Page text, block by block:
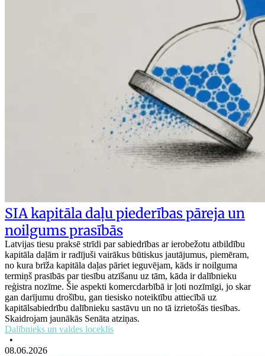
SIA kapitāla daļu piederības pāreja un
noilgums prasībās
Latvijas tiesu praksē strīdi par sabiedrības ar ierobežotu atbildību
kapitāla daļām ir radījuši vairākus būtiskus jautājumus, piemēram,
no kura brīža kapitāla daļas pāriet ieguvējam, kāds ir noilguma
termiņš prasībās par tiesību atzīšanu uz tām, kāda ir dalībnieku
reģistra nozīme. Šie aspekti komercdarbībā ir ļoti nozīmīgi, jo skar
gan darījumu drošību, gan tiesisko noteiktību attiecībā uz
kapitālsabiedrību dalībnieku sastāvu un no tā izrietošās tiesības.
Skaidrojam jaunākās Senāta atziņas.
Dalībnieks un valdes loceklis
•
08.06.2026